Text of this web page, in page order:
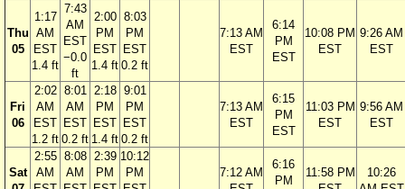
Thu
05
1:17
AM
EST
1.4 ft
7:43
AM
EST
−0.0
ft
2:00
PM
EST
1.4 ft
8:03
PM
EST
0.2 ft
7:13 AM
EST
6:14
PM
EST
10:08 PM
EST
9:26 AM
EST
Fri
06
2:02
AM
EST
1.2 ft
8:01
AM
EST
0.2 ft
2:18
PM
EST
1.4 ft
9:01
PM
EST
0.2 ft
7:13 AM
EST
6:15
PM
EST
11:03 PM
EST
9:56 AM
EST
Sat
2:55
AM
8:08
AM
2:39
PM
10:12
PM
7:12 AM
6:16
PM
11:58 PM
10:26